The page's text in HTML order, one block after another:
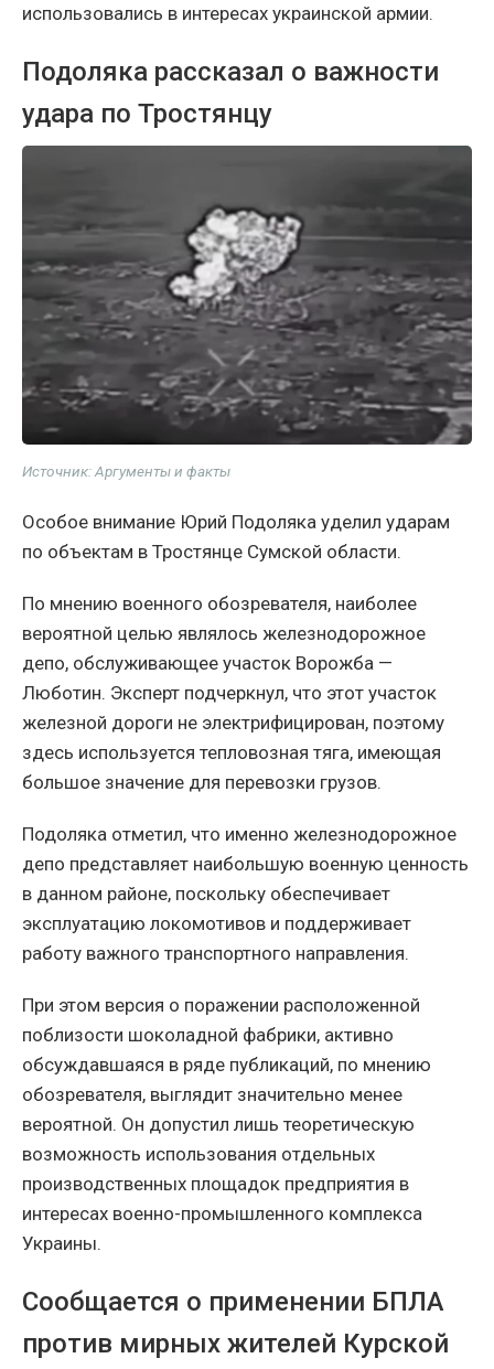
использовались в интересах украинской армии.
Подоляка рассказал о важности
удара по Тростянцу
Источник: Аргументы и факты
Особое внимание Юрий Подоляка уделил ударам
по объектам в Тростянце Сумской области.
По мнению военного обозревателя, наиболее
вероятной целью являлось железнодорожное
депо, обслуживающее участок Ворожба —
Люботин. Эксперт подчеркнул, что этот участок
железной дороги не электрифицирован, поэтому
здесь используется тепловозная тяга, имеющая
большое значение для перевозки грузов.
Подоляка отметил, что именно железнодорожное
депо представляет наибольшую военную ценность
в данном районе, поскольку обеспечивает
эксплуатацию локомотивов и поддерживает
работу важного транспортного направления.
При этом версия о поражении расположенной
поблизости шоколадной фабрики, активно
обсуждавшаяся в ряде публикаций, по мнению
обозревателя, выглядит значительно менее
вероятной. Он допустил лишь теоретическую
возможность использования отдельных
производственных площадок предприятия в
интересах военно-промышленного комплекса
Украины.
Сообщается о применении БПЛА
против мирных жителей Курской